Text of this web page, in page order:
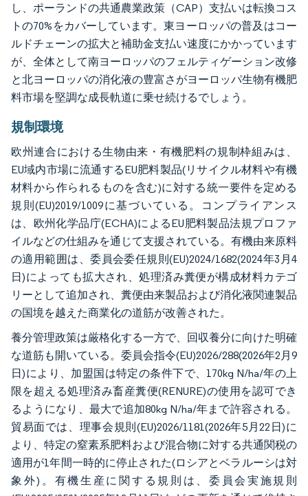
し、ポーランドの共通農業政策（CAP）支払いは転換コス
トの70%をカバーしています。東ヨーロッパの普及はコー
ルドチェーンの拡大と補助金支払い速度にかかっています
が、全体として南ヨーロッパのフェルティゲーション改修
と北ヨーロッパの消化液の豊富さがヨーロッパ生物有機肥
料市場を堅調な成長軌道に乗せ続けるでしょう。
規制環境
欧州連合における生物由来・有機肥料の規制枠組みは、
EU域内市場に流通するEU肥料製品(リサイクル材料や有機
材料から作られるものを含む)に対する統一要件を定める
規則(EU)2019/1009に基づいている。コンプライアンス
は、欧州化学品庁(ECHA)によるEU肥料製品法規プロファ
イルなどの仕組みを通じて支援されている。有機由来原料
の適用範囲は、委員会委任規則(EU)2024/1682(2024年3月4
日)によっても拡大され、処理済み糞便が構成材料カテゴ
リーとして追加され、糞便由来製品および消化液関連製品
の国境を越えた商業化の道筋が改善された。
養分管理政策は厳格化する一方で、回収養分に向けた明確
な道筋も開いている。委員会指令(EU)2026/288(2026年2月9
日)により、加盟国は特定の条件下で、170kg N/ha/年の上
限を超える処理済み畜産糞便(RENURE)の使用を認可でき
るようになり、最大で追加80kg N/ha/年まで許容される。
貿易面では、理事会規則(EU)2026/1181(2026年5月22日)に
より、特定の窒素系肥料および混合物に対する共通関税の
適用が1年間一時的に停止された(ロシアとベラルーシは対
象外)。有機生産に関する規則は、委員会実施規則